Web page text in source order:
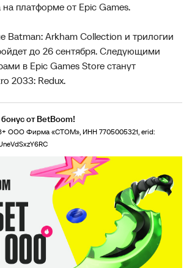
платформе от Epic Games.
Batman: Arkham Collection и трилогии
до 26 сентября. Следующими
в Epic Games Store станут
2033: Redux.
от BetBoom!
ООО Фирма «СТОМ», ИНН 7705005321, erid: